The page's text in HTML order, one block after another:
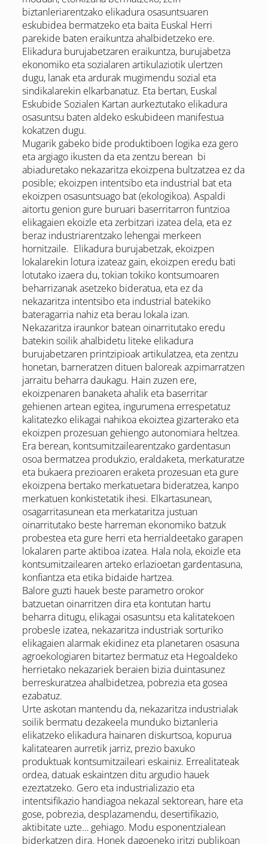
biztanleriarentzako elikadura osasuntsuaren
eskubidea bermatzeko eta baita Euskal Herri
parekide baten eraikuntza ahalbidetzeko ere.
Elikadura burujabetzaren eraikuntza, burujabetza
ekonomiko eta sozialaren artikulaziotik ulertzen
dugu, lanak eta ardurak mugimendu sozial eta
sindikalarekin elkarbanatuz. Eta bertan, Euskal
Eskubide Sozialen Kartan aurkeztutako elikadura
osasuntsu baten aldeko eskubideen manifestua
kokatzen dugu.
Mugarik gabeko bide produktiboen logika eza gero
eta argiago ikusten da eta zentzu berean bi
abiaduretako nekazaritza ekoizpena bultzatzea ez da
posible; ekoizpen intentsibo eta industrial bat eta
ekoizpen osasuntsuago bat (ekologikoa). Aspaldi
aitortu genion gure buruari baserritarron funtzioa
elikagaien ekoizle eta zerbitzari izatea dela, eta ez
beraz industriarentzako lehengai merkeen
hornitzaile. Elikadura burujabetzak, ekoizpen
lokalarekin lotura izateaz gain, ekoizpen eredu bati
lotutako izaera du, tokian tokiko kontsumoaren
beharrizanak asetzeko bideratua, eta ez da
nekazaritza intentsibo eta industrial batekiko
bateragarria nahiz eta berau lokala izan.
Nekazaritza iraunkor batean oinarritutako eredu
batekin soilik ahalbidetu liteke elikadura
burujabetzaren printzipioak artikulatzea, eta zentzu
honetan, barneratzen dituen baloreak azpimarratzen
jarraitu beharra daukagu. Hain zuzen ere,
ekoizpenaren banaketa ahalik eta baserritar
gehienen artean egitea, ingurumena errespetatuz
kalitatezko elikagai nahikoa ekoiztea gizarterako eta
ekoizpen prozesuan gehiengo autonomiara heltzea.
Era berean, kontsumitzailearentzako gardentasun
osoa bermatzea produkzio, eraldaketa, merkaturatze
eta bukaera prezioaren eraketa prozesuan eta gure
ekoizpena bertako merkatuetara bideratzea, kanpo
merkatuen konkistetatik ihesi. Elkartasunean,
osagarritasunean eta merkataritza justuan
oinarritutako beste harreman ekonomiko batzuk
probestea eta gure herri eta herrialdeetako garapen
lokalaren parte aktiboa izatea. Hala nola, ekoizle eta
kontsumitzailearen arteko erlazioetan gardentasuna,
konfiantza eta etika bidaide hartzea.
Balore guzti hauek beste parametro orokor
batzuetan oinarritzen dira eta kontutan hartu
beharra ditugu, elikagai osasuntsu eta kalitatekoen
probesle izatea, nekazaritza industriak sorturiko
elikagaien alarmak ekidinez eta planetaren osasuna
agroekologiaren bitartez bermatuz eta Hegoaldeko
herrietako nekazariek beraien bizia duintasunez
berreskuratzea ahalbidetzea, pobrezia eta gosea
ezabatuz.
Urte askotan mantendu da, nekazaritza industrialak
soilik bermatu dezakeela munduko biztanleria
elikatzeko elikadura hainaren diskurtsoa, kopurua
kalitatearen aurretik jarriz, prezio baxuko
produktuak kontsumitzaileari eskainiz. Errealitateak
ordea, datuak eskaintzen ditu argudio hauek
ezeztatzeko. Gero eta industrializazio eta
intentsifikazio handiagoa nekazal sektorean, hare eta
gose, pobrezia, desplazamendu, desertifikazio,
aktibitate uzte… gehiago. Modu esponentzialean
biderkatzen dira. Honek dagoeneko iritzi publikoan